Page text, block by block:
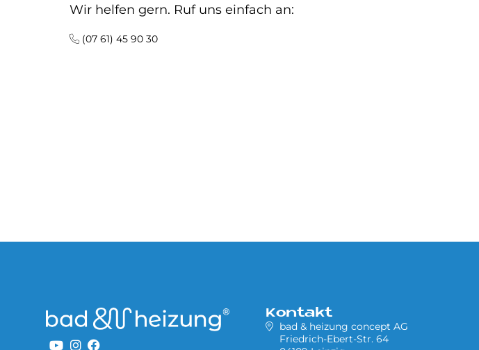
Wir helfen gern. Ruf uns einfach an:
(07 61) 45 90 30
Kontakt
bad & heizung concept AG
Friedrich-Ebert-Str. 64